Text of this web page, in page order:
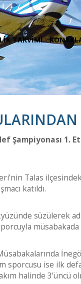
TAKVİMİ
Şampiyonası 1.
Talas ilçesindeki
katıldı.
süzülerek
sporcusu ise ilk
halinde 3’üncü